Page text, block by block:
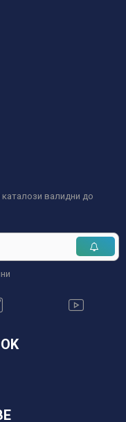
валидни до